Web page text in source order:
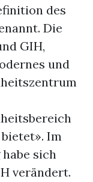
des
Die
GIH,
und
Im
sich
verändert.